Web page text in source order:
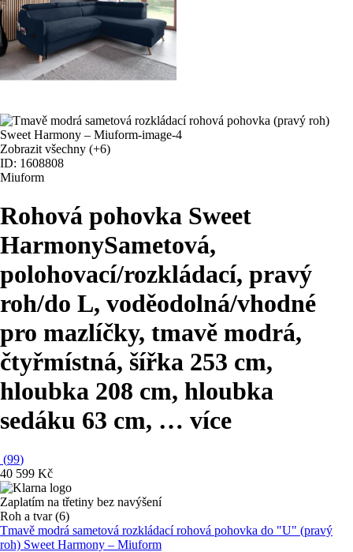
Zobrazit všechny (+6)
ID: 1608808
Miuform
Rohová pohovka Sweet
HarmonySametová,
polohovací/rozkládací, pravý
roh/do L, voděodolná/vhodné
pro mazlíčky, tmavě modrá,
čtyřmístná, šířka 253 cm,
hloubka 208 cm, hloubka
sedáku 63 cm, … více
(99)
40 599 Kč
Zaplatím na třetiny bez navýšení
Roh a tvar (6)
Tmavě modrá sametová rozkládací rohová pohovka do "U" (pravý
roh) Sweet Harmony – Miuform